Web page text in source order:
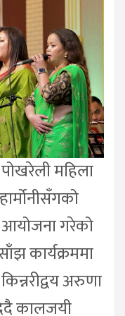
महिला
आयोजना गरेको
कार्यक्रममा
अरुणा
कालजयी